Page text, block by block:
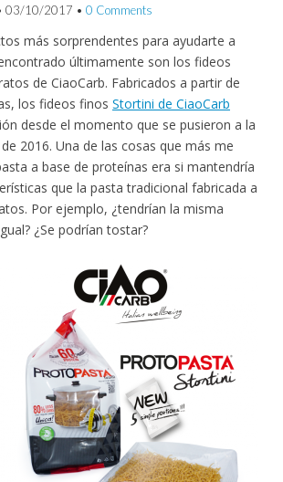
03/10/2017 • 0 Comments
más sorprendentes para ayudarte a
últimamente son los fideos
de CiaoCarb. Fabricados a partir de
los fideos finos Stortini de CiaoCarb
desde el momento que se pusieron a la
2016. Una de las cosas que más me
a base de proteínas era si mantendría
que la pasta tradicional fabricada a
Por ejemplo, ¿tendrían la misma
¿Se podrían tostar?